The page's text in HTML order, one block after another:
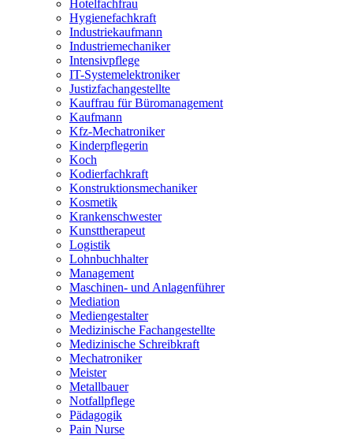
Hotelfachfrau
Hygienefachkraft
Industriekaufmann
Industriemechaniker
Intensivpflege
IT-Systemelektroniker
Justizfachangestellte
Kauffrau für Büromanagement
Kaufmann
Kfz-Mechatroniker
Kinderpflegerin
Koch
Kodierfachkraft
Konstruktionsmechaniker
Kosmetik
Krankenschwester
Kunsttherapeut
Logistik
Lohnbuchhalter
Management
Maschinen- und Anlagenführer
Mediation
Mediengestalter
Medizinische Fachangestellte
Medizinische Schreibkraft
Mechatroniker
Meister
Metallbauer
Notfallpflege
Pädagogik
Pain Nurse